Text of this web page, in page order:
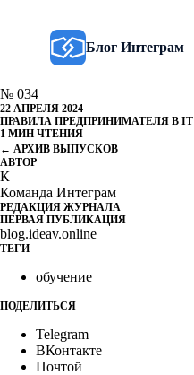
Блог Интеграм
№ 034
22 АПРЕЛЯ 2024
ПРАВИЛА ПРЕДПРИНИМАТЕЛЯ В IT
1 МИН ЧТЕНИЯ
← АРХИВ ВЫПУСКОВ
АВТОР
К
Команда Интеграм
РЕДАКЦИЯ ЖУРНАЛА
ПЕРВАЯ ПУБЛИКАЦИЯ
blog.ideav.online
ТЕГИ
обучение
ПОДЕЛИТЬСЯ
Telegram
ВКонтакте
Почтой